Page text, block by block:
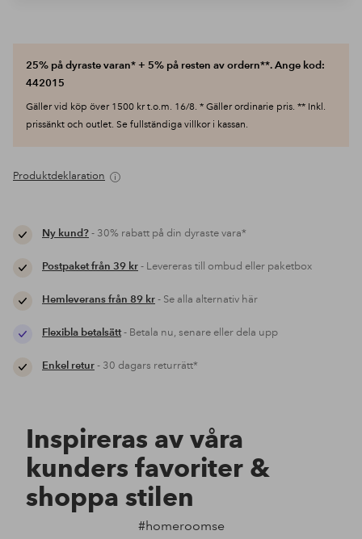
25% på dyraste varan* + 5% på resten av ordern**. Ange kod:
442015
Gäller vid köp över 1500 kr t.o.m. 16/8. * Gäller ordinarie pris. ** Inkl.
prissänkt och outlet. Se fullständiga villkor i kassan.
Produktdeklaration
Ny kund?- 30% rabatt på din dyraste vara*
Postpaket från 39 kr- Levereras till ombud eller paketbox
Hemleverans från 89 kr- Se alla alternativ här
Flexibla betalsätt- Betala nu, senare eller dela upp
Enkel retur- 30 dagars returrätt*
Inspireras av våra
kunders favoriter &
shoppa stilen
#homeroomse